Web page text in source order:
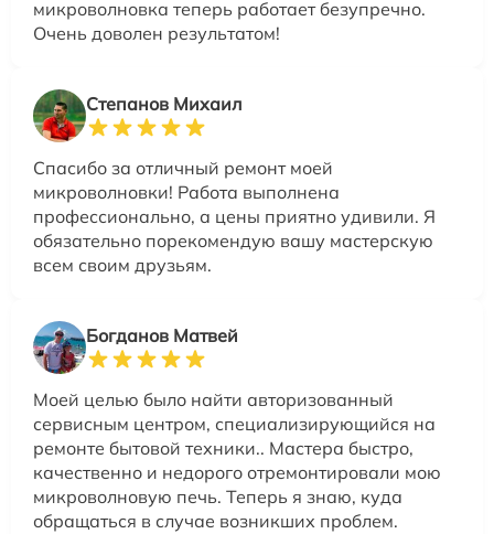
микроволновка теперь работает безупречно.
Очень доволен результатом!
Степанов Михаил
Спасибо за отличный ремонт моей
микроволновки! Работа выполнена
профессионально, а цены приятно удивили. Я
обязательно порекомендую вашу мастерскую
всем своим друзьям.
Богданов Матвей
Моей целью было найти авторизованный
сервисным центром, специализирующийся на
ремонте бытовой техники.. Мастера быстро,
качественно и недорого отремонтировали мою
микроволновую печь. Теперь я знаю, куда
обращаться в случае возникших проблем.